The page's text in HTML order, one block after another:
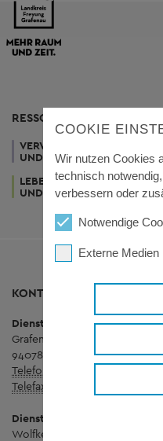
RESSORTS
VERWALTUNG
UND POLITIK
UND
LEBEN
UND WOHNEN
KUNST
UND
KONTAKT
Dienstgebäude Königsfeld
Grafenauer Straße 44
94078 Freyung
Telefon:
Telefax:
Dienstgebäude Wolfstein
Wolfkerstraße 3
COOKIE
Wir nutzen Cookies
technisch
verbessern oder
Notwendige
Externe Medien